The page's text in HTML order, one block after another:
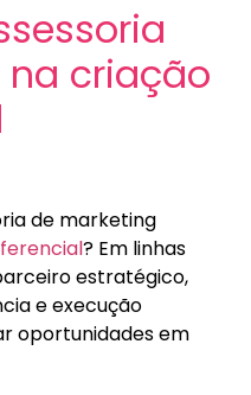
criação
de marketing
? Em linhas
estratégico,
e execução
oportunidades em